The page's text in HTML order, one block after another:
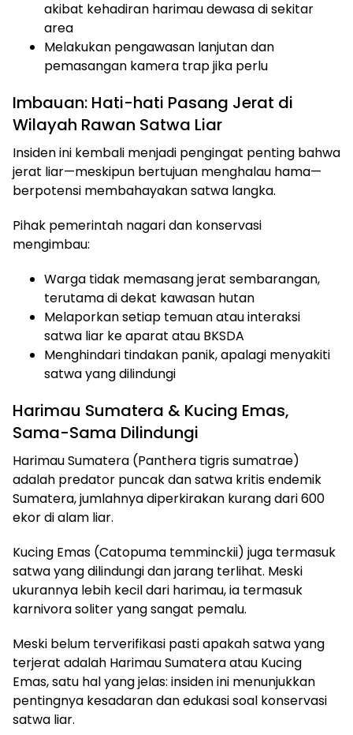
akibat kehadiran harimau dewasa di sekitar
area
Melakukan pengawasan lanjutan dan
pemasangan kamera trap jika perlu
Imbauan: Hati-hati Pasang Jerat di
Wilayah Rawan Satwa Liar
Insiden ini kembali menjadi pengingat penting bahwa
jerat liar—meskipun bertujuan menghalau hama—
berpotensi membahayakan satwa langka.
Pihak pemerintah nagari dan konservasi
mengimbau:
Warga tidak memasang jerat sembarangan,
terutama di dekat kawasan hutan
Melaporkan setiap temuan atau interaksi
satwa liar ke aparat atau BKSDA
Menghindari tindakan panik, apalagi menyakiti
satwa yang dilindungi
Harimau Sumatera & Kucing Emas,
Sama-Sama Dilindungi
Harimau Sumatera (Panthera tigris sumatrae)
adalah predator puncak dan satwa kritis endemik
Sumatera, jumlahnya diperkirakan kurang dari 600
ekor di alam liar.
Kucing Emas (Catopuma temminckii) juga termasuk
satwa yang dilindungi dan jarang terlihat. Meski
ukurannya lebih kecil dari harimau, ia termasuk
karnivora soliter yang sangat pemalu.
Meski belum terverifikasi pasti apakah satwa yang
terjerat adalah Harimau Sumatera atau Kucing
Emas, satu hal yang jelas: insiden ini menunjukkan
pentingnya kesadaran dan edukasi soal konservasi
satwa liar.